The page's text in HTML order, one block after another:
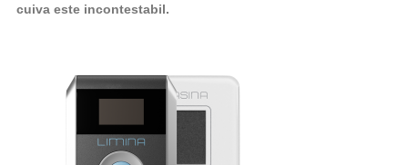
cuiva este incontestabil.